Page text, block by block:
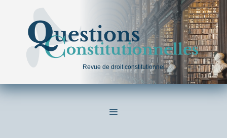
contenu
Revue de droit constitutionnel
MENU